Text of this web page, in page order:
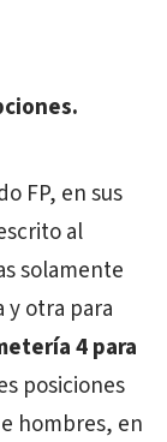
FP, en sus
al
solamente
y otra para
4 para
posiciones
hombres, en